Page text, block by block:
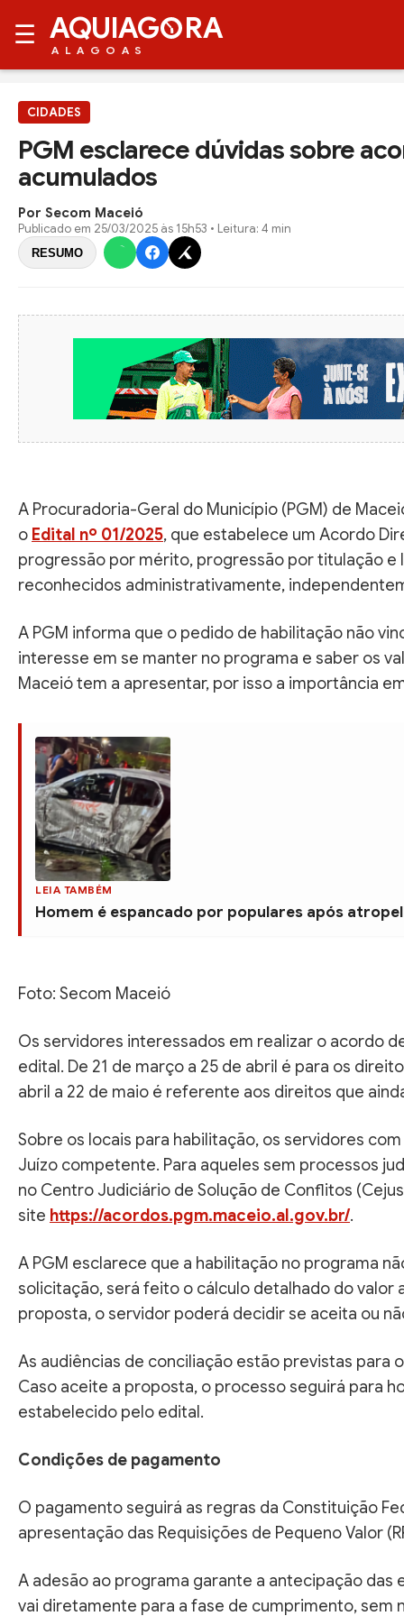
☰ AQUIAG RA
ALAGOAS
CIDADES
PGM esclarece dúvidas sobre
acumulados
Por Secom Maceió
Publicado em 25/03/2025 às 15h53 • Leitura: 4 min
RESUMO
A Procuradoria-Geral do Município (PGM) de
o Edital nº 01/2025, que estabelece um Acordo
progressão por mérito, progressão por titulação
reconhecidos administrativamente,
A PGM informa que o pedido de habilitação não
interesse em se manter no programa e saber os
Maceió tem a apresentar, por isso a importância
LEIA TAMBÉM
Homem é espancado por populares após
Foto: Secom Maceió
Os servidores interessados em realizar o acordo
edital. De 21 de março a 25 de abril é para os
abril a 22 de maio é referente aos direitos que
Sobre os locais para habilitação, os servidores
Juízo competente. Para aqueles sem processos
no Centro Judiciário de Solução de Conflitos
site https://acordos.pgm.maceio.al.gov.br/.
A PGM esclarece que a habilitação no programa
solicitação, será feito o cálculo detalhado do valor
proposta, o servidor poderá decidir se aceita ou
As audiências de conciliação estão previstas para
Caso aceite a proposta, o processo seguirá para
estabelecido pelo edital.
Condições de pagamento
O pagamento seguirá as regras da Constituição
apresentação das Requisições de Pequeno Valor
A adesão ao programa garante a antecipação das
vai diretamente para a fase de cumprimento, sem